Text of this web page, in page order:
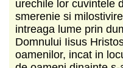
urechile lor cuvintele
smerenie si
intreaga lume prin
Domnului Iisus
oamenilor, incat in